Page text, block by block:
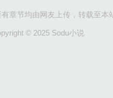
章节均由网友上传，转载至本
© 2025 Sodu小说